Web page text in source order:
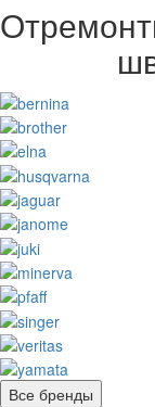
Все бренды